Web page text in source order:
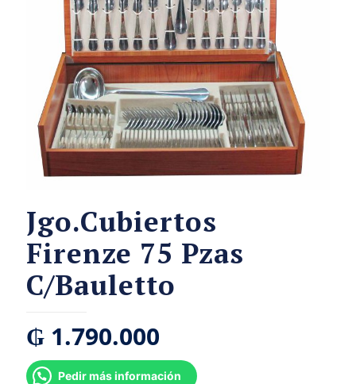
Jgo.Cubiertos
Firenze 75 Pzas
C/Bauletto
₲ 1.790.000
Pedir más información